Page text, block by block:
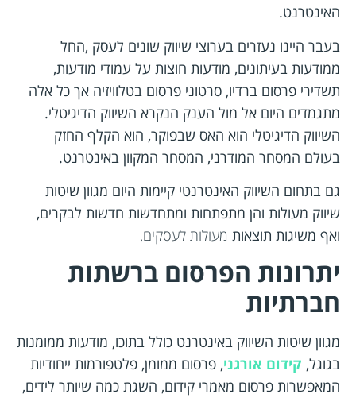
האינטרנט.
בעבר היינו נעזרים בערוצי שיווק שונים לעסק ,החל
ממודעות בעיתונים, מודעות חוצות על עמודי מודעות,
תשדירי פרסום ברדיו, סרטוני פרסום בטלוויזיה אך כל אלה
מתגמדים היום אל מול הענק הנקרא השיווק הדיגיטלי.
השיווק הדיגיטלי הוא האס שבפוקר, הוא הקלף החזק
בעולם המסחר המודרני, המסחר המקוון באינטרנט.
גם בתחום השיווק האינטרנטי קיימות היום מגוון שיטות
שיווק מעולות והן מתפתחות ומתחדשות חדשות לבקרים,
ואף משיגות תוצאות מעולות לעסקים.
יתרונות הפרסום ברשתות
חברתיות
מגוון שיטות השיווק באינטרנט כולל בתוכו, מודעות ממומנות
בגוגל, קידום אורגני, פרסום ממומן, פלטפורמות ייחודיות
המאפשרות פרסום מאמרי קידום, השגת כמה שיותר לידים,